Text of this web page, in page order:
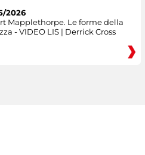
2026
Mapplethorpe. Le forme della
- VIDEO LIS | Derrick Cross